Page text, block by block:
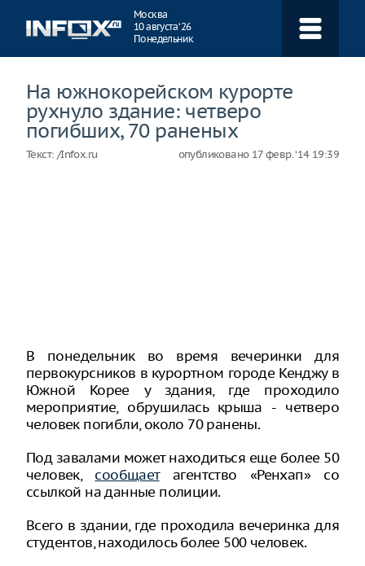
Москва
10 августа ‘26
Понедельник
На южнокорейском курорте
рухнуло здание: четверо
погибших, 70 раненых
Текст: /Infox.ru опубликовано 17 февр. ‘14 19:39
В понедельник во время вечеринки для
первокурсников в курортном городе Кенджу в
Южной Корее у здания, где проходило
мероприятие, обрушилась крыша - четверо
человек погибли, около 70 ранены.
Под завалами может находиться еще более 50
человек, сообщаетагентство «Ренхап» со
ссылкой на данные полиции.
Всего в здании, где проходила вечеринка для
студентов, находилось более 500 человек.